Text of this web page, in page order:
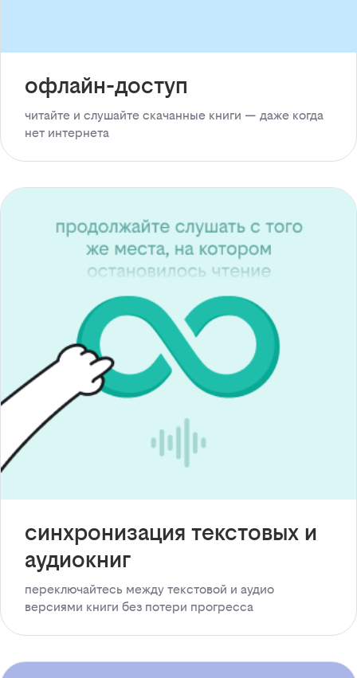
офлайн-доступ
читайте и слушайте скачанные книги — даже когда
нет интернета
синхронизация текстовых и
аудиокниг
переключайтесь между текстовой и аудио
версиями книги без потери прогресса